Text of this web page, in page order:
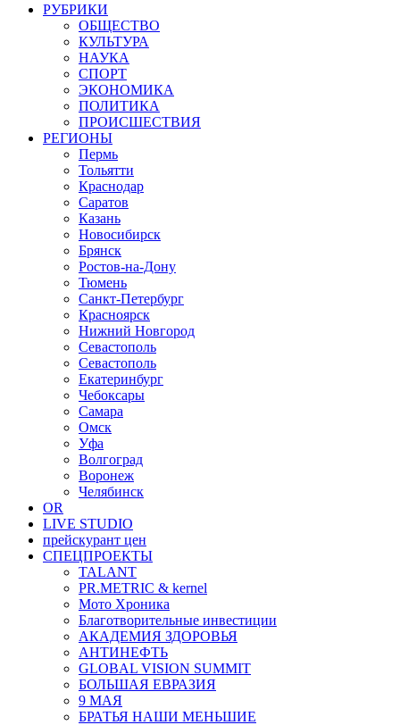
РУБРИКИ
ОБЩЕСТВО
КУЛЬТУРА
НАУКА
СПОРТ
ЭКОНОМИКА
ПОЛИТИКА
ПРОИСШЕСТВИЯ
РЕГИОНЫ
Пермь
Тольятти
Краснодар
Саратов
Казань
Новосибирск
Брянск
Ростов-на-Дону
Тюмень
Санкт-Петербург
Красноярск
Нижний Новгород
Севастополь
Севастополь
Екатеринбург
Чебоксары
Самара
Омск
Уфа
Волгоград
Воронеж
Челябинск
OR
LIVE STUDIO
прейскурант цен
СПЕЦПРОЕКТЫ
TALANT
PR.METRIC & kernel
Мото Хроника
Благотворительные инвестиции
АКАДЕМИЯ ЗДОРОВЬЯ
АНТИНЕФТЬ
GLOBAL VISION SUMMIT
БОЛЬШАЯ ЕВРАЗИЯ
9 МАЯ
БРАТЬЯ НАШИ МЕНЬШИЕ